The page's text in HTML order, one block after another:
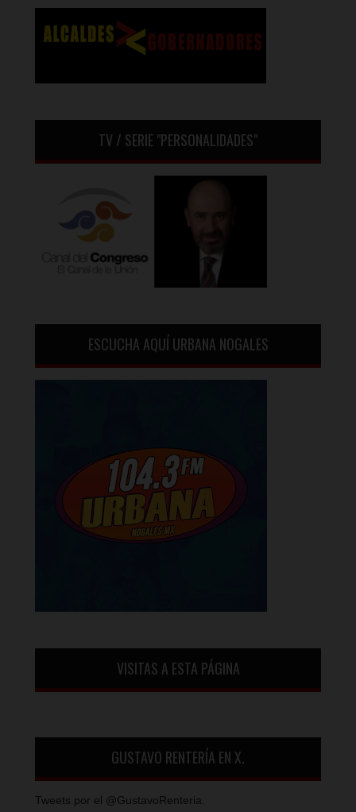
TV / SERIE "PERSONALIDADES"
ESCUCHA AQUÍ URBANA NOGALES
VISITAS A ESTA PÁGINA
GUSTAVO RENTERÍA EN X.
Tweets por el @GustavoRenteria.